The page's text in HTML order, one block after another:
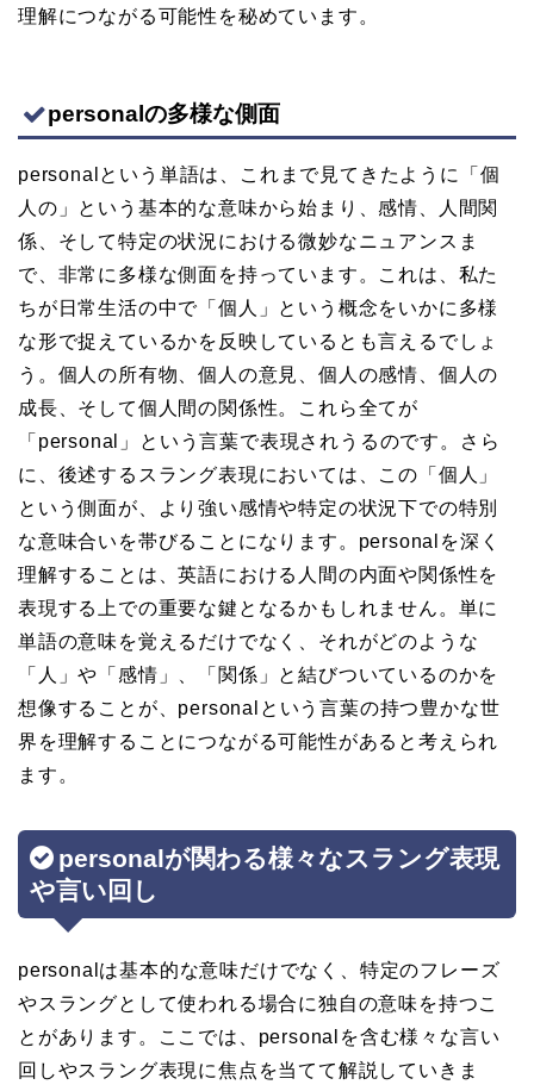
理解につながる可能性を秘めています。
personalの多様な側面
personalという単語は、これまで見てきたように「個
人の」という基本的な意味から始まり、感情、人間関
係、そして特定の状況における微妙なニュアンスま
で、非常に多様な側面を持っています。これは、私た
ちが日常生活の中で「個人」という概念をいかに多様
な形で捉えているかを反映しているとも言えるでしょ
う。個人の所有物、個人の意見、個人の感情、個人の
成長、そして個人間の関係性。これら全てが
「personal」という言葉で表現されうるのです。さら
に、後述するスラング表現においては、この「個人」
という側面が、より強い感情や特定の状況下での特別
な意味合いを帯びることになります。personalを深く
理解することは、英語における人間の内面や関係性を
表現する上での重要な鍵となるかもしれません。単に
単語の意味を覚えるだけでなく、それがどのような
「人」や「感情」、「関係」と結びついているのかを
想像することが、personalという言葉の持つ豊かな世
界を理解することにつながる可能性があると考えられ
ます。
personalが関わる様々なスラング表現
や言い回し
personalは基本的な意味だけでなく、特定のフレーズ
やスラングとして使われる場合に独自の意味を持つこ
とがあります。ここでは、personalを含む様々な言い
回しやスラング表現に焦点を当てて解説していきま